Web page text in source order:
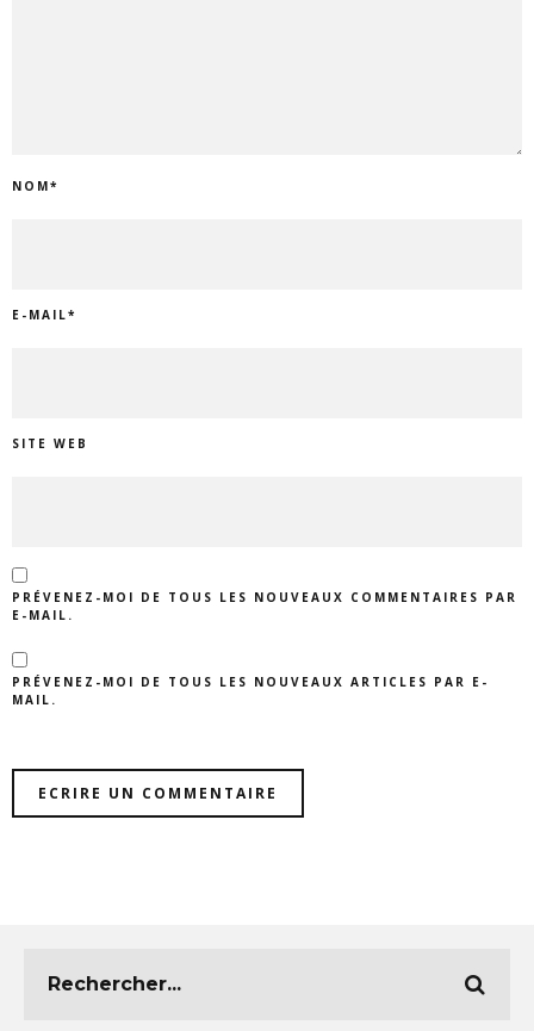
NOM*
E-MAIL*
SITE WEB
PRÉVENEZ-MOI DE TOUS LES NOUVEAUX COMMENTAIRES PAR
E-MAIL.
PRÉVENEZ-MOI DE TOUS LES NOUVEAUX ARTICLES PAR E-
MAIL.